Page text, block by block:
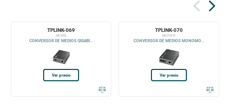
TPLINK-069
MC220L
CONVERSOR DE MEDIOS GIGABI...
Ver precio
TPLINK-070
MC210CS
CONVERSOR DE MEDIOS MONOMO...
Ver precio